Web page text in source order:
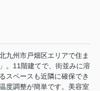
九州市戸畑区エリアで住ま
。11階建てで、街並みに溶
スペースも近隣に確保でき
度調整が簡単です。美容室